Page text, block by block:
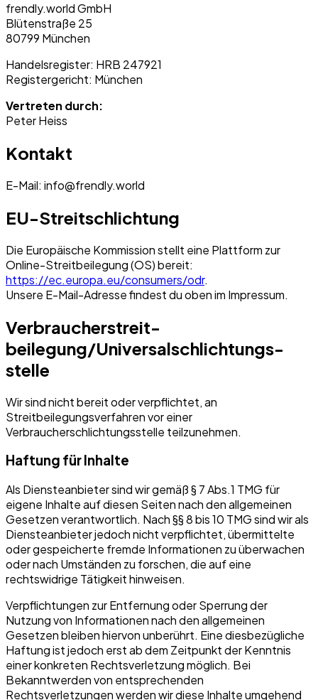
frendly.world GmbH
Blütenstraße 25
80799 München
Handelsregister: HRB 247921
Registergericht: München
Vertreten durch:
Peter Heiss
Kontakt
E-Mail: info@frendly.world
EU-Streitschlichtung
Die Europäische Kommission stellt eine Plattform zur
Online-Streitbeilegung (OS) bereit:
https://ec.europa.eu/consumers/odr.
Unsere E-Mail-Adresse findest du oben im Impressum.
Verbraucher­streit­
beilegung/Universal­schlichtungs­
stelle
Wir sind nicht bereit oder verpflichtet, an
Streitbeilegungsverfahren vor einer
Verbraucherschlichtungsstelle teilzunehmen.
Haftung für Inhalte
Als Diensteanbieter sind wir gemäß § 7 Abs.1 TMG für
eigene Inhalte auf diesen Seiten nach den allgemeinen
Gesetzen verantwortlich. Nach §§ 8 bis 10 TMG sind wir als
Diensteanbieter jedoch nicht verpflichtet, übermittelte
oder gespeicherte fremde Informationen zu überwachen
oder nach Umständen zu forschen, die auf eine
rechtswidrige Tätigkeit hinweisen.
Verpflichtungen zur Entfernung oder Sperrung der
Nutzung von Informationen nach den allgemeinen
Gesetzen bleiben hiervon unberührt. Eine diesbezügliche
Haftung ist jedoch erst ab dem Zeitpunkt der Kenntnis
einer konkreten Rechtsverletzung möglich. Bei
Bekanntwerden von entsprechenden
Rechtsverletzungen werden wir diese Inhalte umgehend